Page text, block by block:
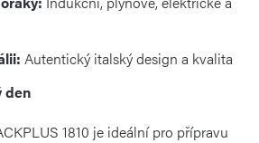
Autentický italský design a kvalita
den
1810 je ideální pro přípravu